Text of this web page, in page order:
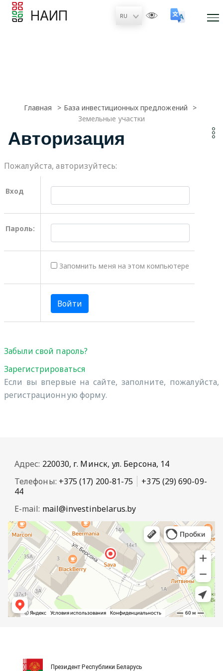
НАИП
Главная
База инвестиционных предложений
Земельные участки
Авторизация
Пожалуйста, авторизуйтесь:
Вход
Пароль:
Запомнить меня на этом компьютере
Забыли свой пароль?
Зарегистрироваться
Если вы впервые на сайте, заполните, пожалуйста,
регистрационную форму.
Адрес: 220030, г. Минск, ул. Берсона, 14
Телефоны: +375 (17) 200-81-75
+375 (29) 690-09-
44
E-mail: mail@investinbelarus.by
Президент Республики Беларусь